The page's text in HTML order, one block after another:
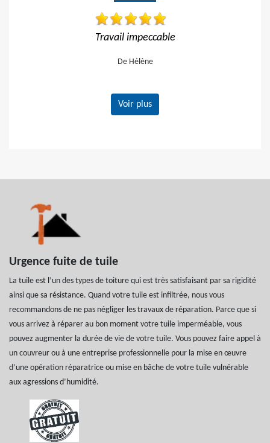
Travail impeccable Tarif correct
Voir plus
Urgence fuite de tuile
La tuile est l’un des types de toiture qui est très satisfaisant par sa rigidité
ainsi que sa résistance. Quand votre tuile est infiltrée, nous vous
recommandons de ne pas négliger les travaux de réparation. Parce que si
vous arrivez à réparer au bon moment votre tuile imperméable, vous
pouvez augmenter la durée de vie de votre tuile. Vous pouvez faire appel à
un couvreur ou à une entreprise professionnelle pour la mise en œuvre
d’une opération réparatrice ou mise en bâche de votre tuile vulnérable
aux agressions d’humidité.